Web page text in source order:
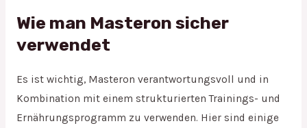
Wie man Masteron sicher
verwendet
Es ist wichtig, Masteron verantwortungsvoll und in
Kombination mit einem strukturierten Trainings- und
Ernährungsprogramm zu verwenden. Hier sind einige